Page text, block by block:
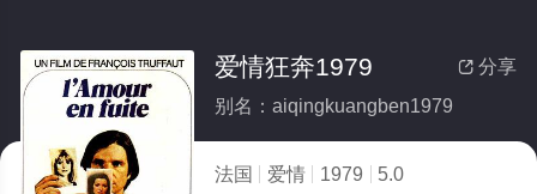
 分享
爱情狂奔1979
别名：aiqingkuangben1979
法国 爱情 1979
5.0